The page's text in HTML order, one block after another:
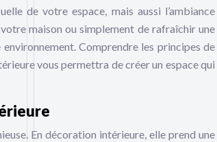
de votre espace, mais aussi l’ambiance
maison ou simplement de rafraîchir une
Comprendre les principes de
vous permettra de créer un espace qui
En décoration intérieure, elle prend une